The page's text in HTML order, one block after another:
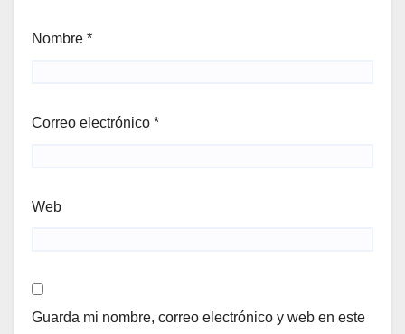
Nombre *
Correo electrónico *
Web
Guarda mi nombre, correo electrónico y web en este